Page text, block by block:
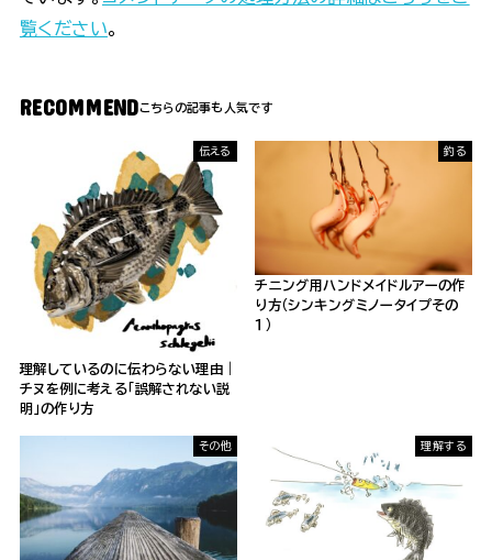
覧ください。
RECOMMEND
伝える
理解しているのに伝わらない理由｜
チヌを例に考える「誤解されない説
明」の作り方
釣る
チニング用ハンドメイドルアーの作
り方（シンキングミノータイプその
１）
その他 理解する